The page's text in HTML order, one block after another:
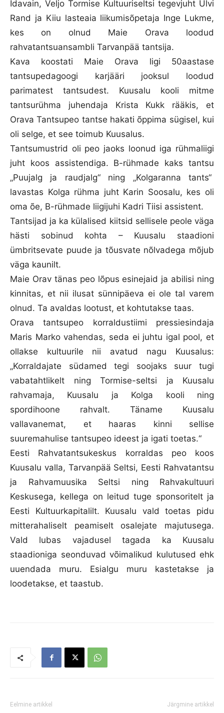
Idavain, Veljo Tormise Kultuuriseltsi tegevjuht Ulvi
Rand ja Kiiu lasteaia liikumisõpetaja Inge Lukme,
kes on olnud Maie Orava loodud
rahvatantsuansambli Tarvanpää tantsija.
Kava koostati Maie Orava ligi 50aastase
tantsupedagoogi karjääri jooksul loodud
parimatest tantsudest. Kuusalu kooli mitme
tantsurühma juhendaja Krista Kukk rääkis, et
Orava Tantsupeo tantse hakati õppima sügisel, kui
oli selge, et see toimub Kuusalus.
Tantsumustrid oli peo jaoks loonud iga rühmaliigi
juht koos assistendiga. B-rühmade kaks tantsu
„Puujalg ja raudjalg“ ning „Kolgaranna tants“
lavastas Kolga rühma juht Karin Soosalu, kes oli
oma õe, B-rühmade liigijuhi Kadri Tiisi assistent.
Tantsijad ja ka külalised kiitsid sellisele peole väga
hästi sobinud kohta – Kuusalu staadioni
ümbritsevate puude ja tõusvate nõlvadega mõjub
väga kaunilt.
Maie Orav tänas peo lõpus esinejaid ja abilisi ning
kinnitas, et nii ilusat sünnipäeva ei ole tal varem
olnud. Ta avaldas lootust, et kohtutakse taas.
Orava tantsupeo korraldustiimi pressiesindaja
Maris Marko vahendas, seda ei juhtu igal pool, et
ollakse kultuurile nii avatud nagu Kuusalus:
„Korraldajate südamed tegi soojaks suur tugi
vabatahtlikelt ning Tormise-seltsi ja Kuusalu
rahvamaja, Kuusalu ja Kolga kooli ning
spordihoone rahvalt. Täname Kuusalu
vallavanemat, et haaras kinni sellise
suuremahulise tantsupeo ideest ja igati toetas.“
Eesti Rahvatantsukeskus korraldas peo koos
Kuusalu valla, Tarvanpää Seltsi, Eesti Rahvatantsu
ja Rahvamuusika Seltsi ning Rahvakultuuri
Keskusega, kellega on leitud tuge sponsoritelt ja
Eesti Kultuurkapitalilt. Kuusalu vald toetas pidu
mitterahaliselt peamiselt osalejate majutusega.
Vald lubas vajadusel tagada ka Kuusalu
staadioniga seonduvad võimalikud kulutused ehk
uuendada muru. Esialgu muru kastetakse ja
loodetakse, et taastub.
Eelmine artikkel Järgmine artikkel